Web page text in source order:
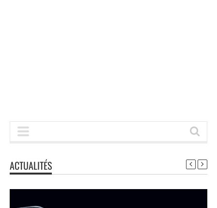
ACTUALITÉS